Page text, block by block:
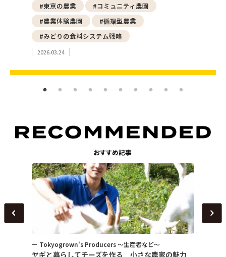
#東京の農業
#コミュニティ農園
#農業体験農園
#循環型農業
#みどりの食料システム戦略
2026.03.24
Tokyogrown's Producers ～生産者など～
ヤギと暮らしてチーズを作る 小さな農家の魅力